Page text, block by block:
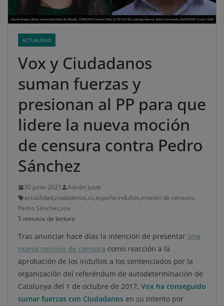
ACTUALIDAD
Vox y Ciudadanos
suman fuerzas y
presionan al PP para que
lidere la nueva moción
de censura contra Pedro
Sánchez
30 junio 2021
Adrián Juste
actualidad,ciudadanos,cs,españa,indultos,moción de censura,
Pedro Sánchez,vox
5 minutos de lectura
Tras anunciar hace días la intención de presentar una
nueva moción de censura como reacción a la
aprobación de los indultos a los sentenciados por la
organización del referéndum de autodeterminación de
Catalunya del 1 de octubre de 2017, Vox ha conseguido
sumar fuerzas con Ciudadanos en su intento por